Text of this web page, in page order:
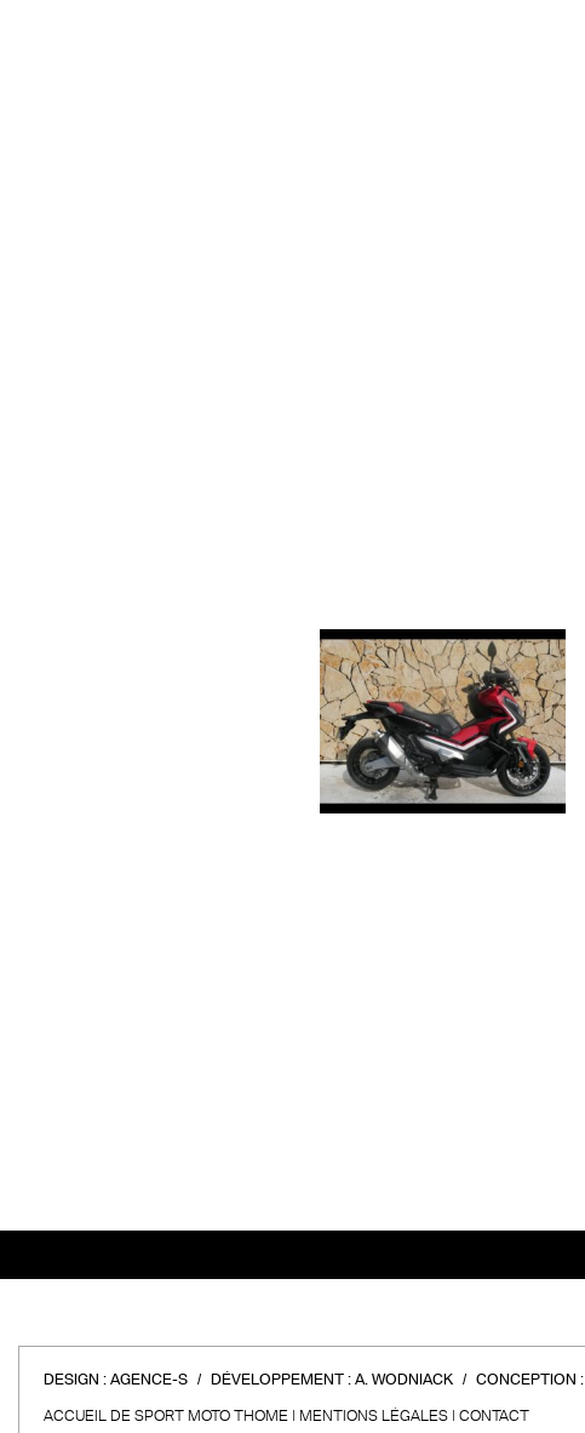
DESIGN : AGENCE-S DÉVELOPPEMENT : A. WODNIACK CONCEPTION :
ACCUEIL DE SPORT MOTO THOME MENTIONS LÉGALES CONTACT